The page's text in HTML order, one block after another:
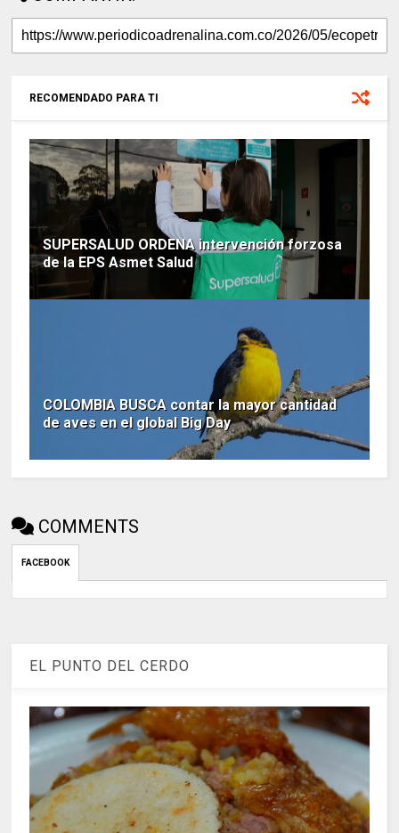
RECOMENDADO PARA TI
SUPERSALUD ORDENA intervención forzosa
de la EPS Asmet Salud
COLOMBIA BUSCA contar la mayor cantidad
de aves en el global Big Day
COMMENTS
FACEBOOK
EL PUNTO DEL CERDO